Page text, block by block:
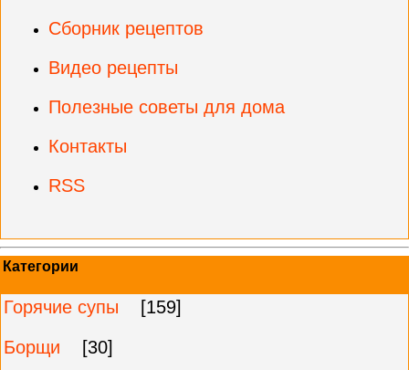
Сборник рецептов
Видео рецепты
Полезные советы для дома
Контакты
RSS
Категории
Горячие супы
[159]
Борщи
[30]